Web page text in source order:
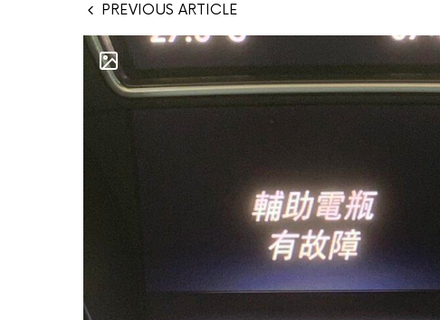
PREVIOUS ARTICLE